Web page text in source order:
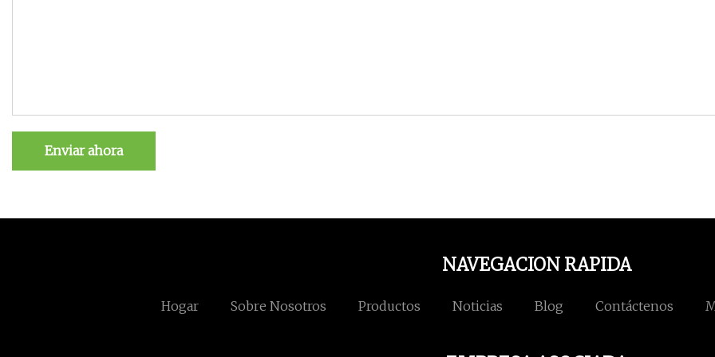
Enviar ahora
NAVEGACION RAPIDA
Hogar Sobre Nosotros Productos Noticias Blog Contáctenos